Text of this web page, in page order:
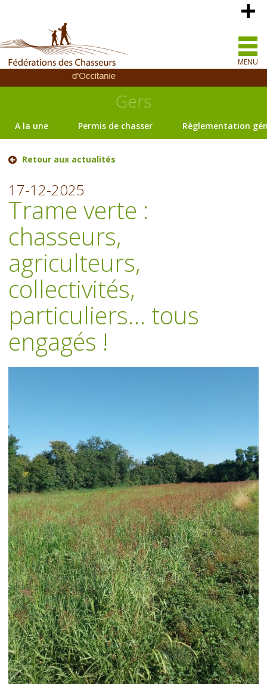
MENU
Gers
A la une Permis de chasser Règlementation
Retour aux actualités
17-12-2025
Trame verte :
chasseurs,
agriculteurs,
collectivités,
particuliers… tous
engagés !